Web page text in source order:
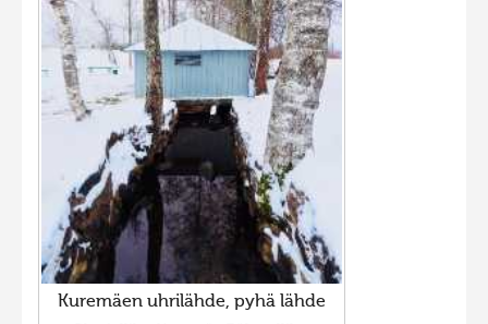
Kuremäen uhrilähde, pyhä lähde